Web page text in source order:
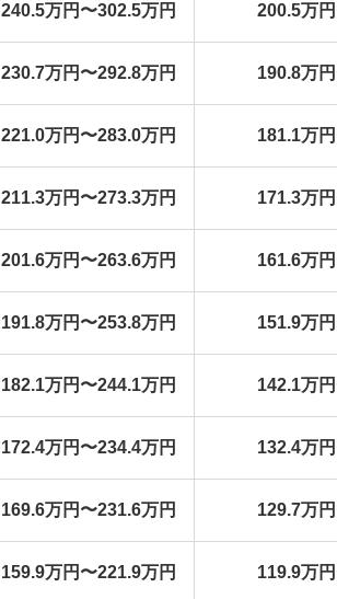
240.5万円〜302.5万円 200.5万
230.7万円〜292.8万円 190.8万
221.0万円〜283.0万円 181.1万
211.3万円〜273.3万円 171.3万
201.6万円〜263.6万円 161.6万
191.8万円〜253.8万円 151.9万
182.1万円〜244.1万円 142.1万
172.4万円〜234.4万円 132.4万
169.6万円〜231.6万円 129.7万
159.9万円〜221.9万円 119.9万